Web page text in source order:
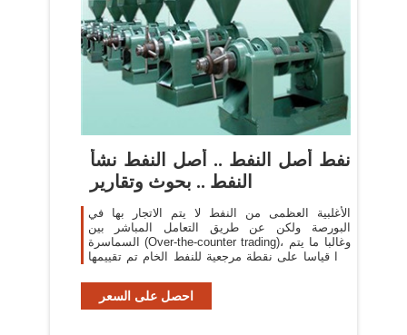
نفط أصل النفط .. أصل النفط نشأ
النفط .. بحوث وتقارير
الأغلبية العظمى من النفط لا يتم الاتجار بها في
البورصة ولكن عن طريق التعامل المباشر بين
السماسرة (Over-the-counter trading)، وغالبا ما يتم
هذا قياسا على نقطة مرجعية للنفط الخام تم تقييمها
احصل على السعر